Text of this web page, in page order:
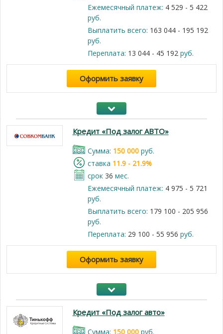
Ежемесячный платеж: 4 529 - 5 422
руб.
Выплатить всего: 163 044 - 195 192
руб.
Переплата: 13 044 - 45 192руб.
Оформить заявку
Кредит «Под залог АВТО»
Cумма: 150 000руб.
cтавка 11.9 - 21.9%
срок 36 мес.
Ежемесячный платеж: 4 975 - 5 721
руб.
Выплатить всего: 179 100 - 205 956
руб.
Переплата: 29 100 - 55 956 руб.
Оформить заявку
Кредит «Под залог авто»
Cумма: 150 000руб.